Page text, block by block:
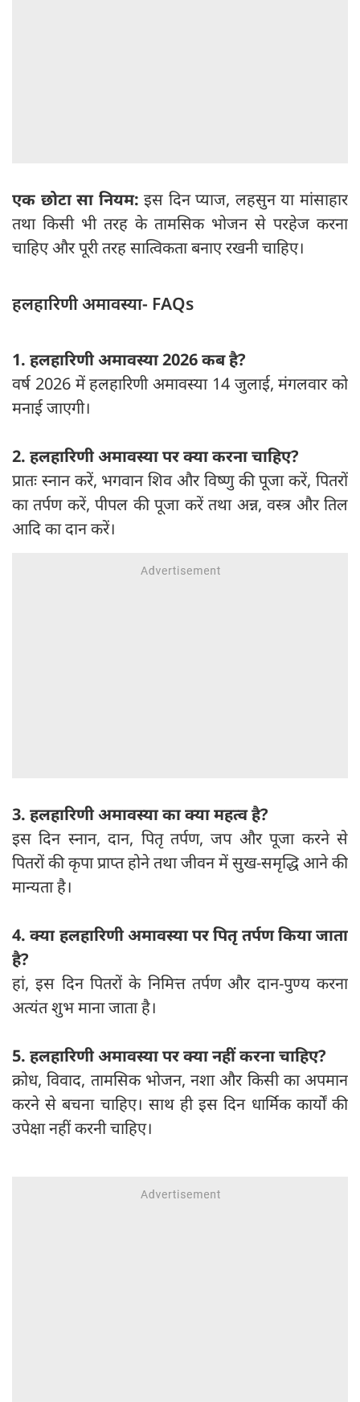
एक छोटा सा नियम:इस दिन प्याज, लहसुन या मांसाहार
तथा किसी भी तरह के तामसिक भोजन से परहेज करना
चाहिए और पूरी तरह सात्विकता बनाए रखनी चाहिए।
हलहारिणी अमावस्या- FAQs
1. हलहारिणी अमावस्या 2026 कब है?
वर्ष 2026 में हलहारिणी अमावस्या 14 जुलाई, मंगलवार को
मनाई जाएगी।
2. हलहारिणी अमावस्या पर क्या करना चाहिए?
प्रातः स्नान करें, भगवान शिव और विष्णु की पूजा करें, पितरों
का तर्पण करें, पीपल की पूजा करें तथा अन्न, वस्त्र और तिल
आदि का दान करें।
3. हलहारिणी अमावस्या का क्या महत्व है?
इस दिन स्नान, दान, पितृ तर्पण, जप और पूजा करने से
पितरों की कृपा प्राप्त होने तथा जीवन में सुख-समृद्धि आने की
मान्यता है।
4. क्या हलहारिणी अमावस्या पर पितृ तर्पण किया जाता
है?
हां, इस दिन पितरों के निमित्त तर्पण और दान-पुण्य करना
अत्यंत शुभ माना जाता है।
5. हलहारिणी अमावस्या पर क्या नहीं करना चाहिए?
क्रोध, विवाद, तामसिक भोजन, नशा और किसी का अपमान
करने से बचना चाहिए। साथ ही इस दिन धार्मिक कार्यों की
उपेक्षा नहीं करनी चाहिए।